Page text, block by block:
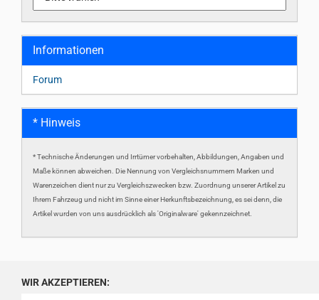
Informationen
Forum
* Hinweis
* Technische Änderungen und Irrtümer vorbehalten, Abbildungen, Angaben und
Maße können abweichen. Die Nennung von Vergleichsnummern Marken und
Warenzeichen dient nur zu Vergleichszwecken bzw. Zuordnung unserer Artikel zu
Ihrem Fahrzeug und nicht im Sinne einer Herkunftsbezeichnung, es sei denn, die
Artikel wurden von uns ausdrücklich als 'Originalware' gekennzeichnet.
WIR AKZEPTIEREN: